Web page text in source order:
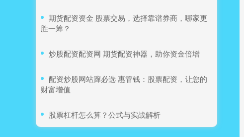
​期货配资资金 股票交易，选择靠谱券商，哪家更
胜一筹？
​炒股配资配资网 期货配资神器，助你资金倍增
​配资炒股网站蹿必选 惠管钱：股票配资，让您的
财富增值
​股票杠杆怎么算？公式与实战解析